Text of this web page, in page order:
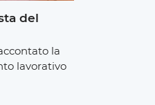
del
la
lavorativo